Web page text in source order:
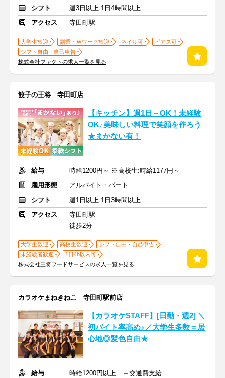
シフト
週3日以上 1日4時間以上
アクセス
寺田町駅
大学生歓迎 副業・Ｗワーク歓迎 ネイル可
ピアス可
シフト自由・自己申告
株式会社ファクトの求人一覧を見る
餃子の王将 寺田町店
【キッチン】週1日～OK！未経験
OK♪美味しい料理で笑顔を作ろう
★まかない有！
給与
時給1200円～ ※高校生:時給1177円～
雇用形態
アルバイト・パート
シフト
週1日以上 1日3時間以上
アクセス
寺田町駅
徒歩2分
大学生歓迎 高校生歓迎
シフト自由・自己申告
未経験者歓迎
1日4h以内可
株式会社王将フードサービスの求人一覧を見る
カラオケまねきねこ 寺田町駅前店
【カラオケSTAFF】[日勤・週2] ＼
初バイト率高め♪／大学生多数＝居
心地◎髪色自由★
給与
時給1200円以上 ＋交通費支給